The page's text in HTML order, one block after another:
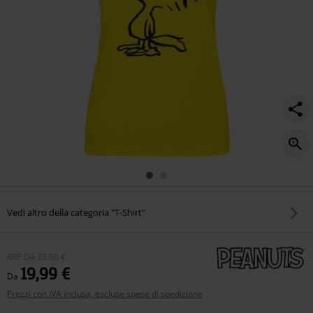
Vedi altro della categoria "T-Shirt"
RRP Da 22,90 €
Da 19,99 €
Prezzi con IVA inclusa, escluse spese di spedizione